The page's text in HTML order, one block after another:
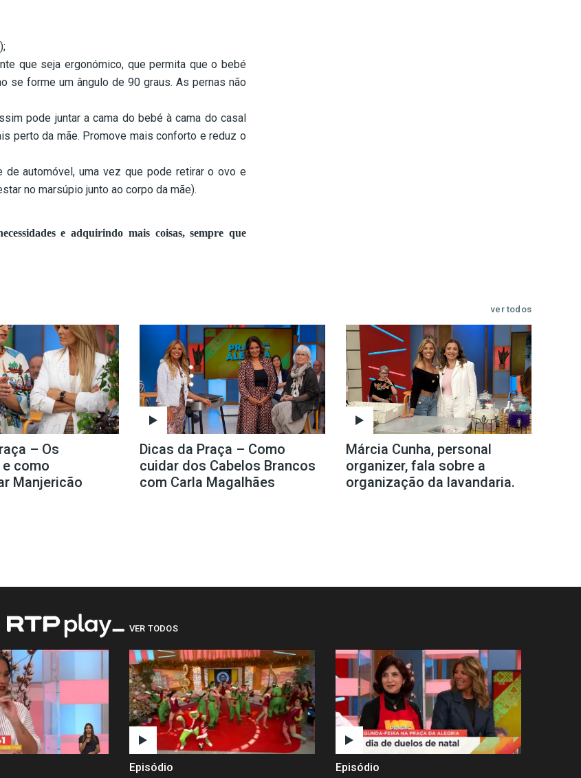
que seja ergonómico, que permita que o bebé
se forme um ângulo de 90 graus. As pernas não
pode juntar a cama do bebé à cama do casal
perto da mãe. Promove mais conforto e reduz o
automóvel, uma vez que pode retirar o ovo e
no marsúpio junto ao corpo da mãe).
e adquirindo mais coisas, sempre que
ver todos
– Os
como
Manjericão
Dicas da Praça – Como
cuidar dos Cabelos Brancos
com Carla Magalhães
Márcia Cunha, personal
organizer, fala sobre a
organização da lavandaria.
VER TODOS
Episódio Episódio